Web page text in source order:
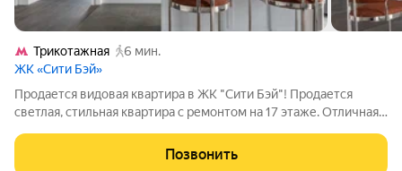
Трикотажная
6 мин.
ЖК «Сити Бэй»
Продается видовая квартира в ЖК "Сити Бэй"! Продается
светлая, стильная квартира с ремонтом на 17 этаже. Отличная
санузлом; - Отдельный кабинет; - Уютная кухня-гостиная; -
Постирочная; -
Позвонить